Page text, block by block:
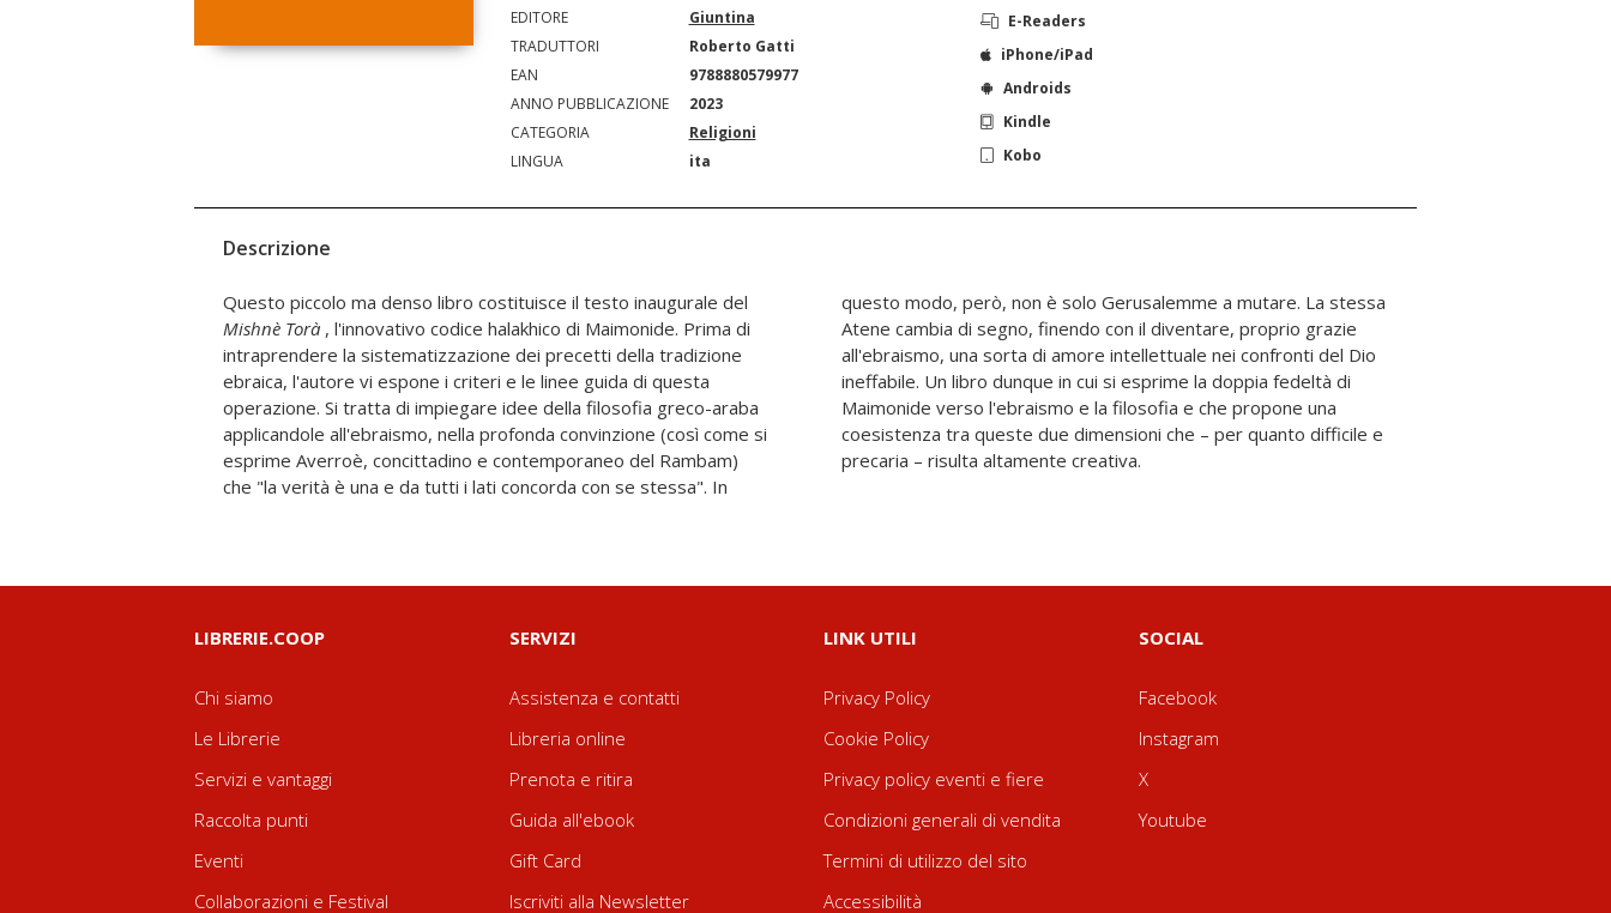
EDITORE
Giuntina
TRADUTTORI
Roberto Gatti
EAN
9788880579977
ANNO PUBBLICAZIONE
2023
CATEGORIA
Religioni
LINGUA
ita
E-Readers
iPhone/iPad
Androids
Kindle
Kobo
Descrizione
Questo piccolo ma denso libro costituisce il testo inaugurale del
Mishnè Torà , l'innovativo codice halakhico di Maimonide. Prima di
intraprendere la sistematizzazione dei precetti della tradizione
ebraica, l'autore vi espone i criteri e le linee guida di questa
operazione. Si tratta di impiegare idee della filosofia greco-araba
applicandole all'ebraismo, nella profonda convinzione (così come si
esprime Averroè, concittadino e contemporaneo del Rambam)
che "la verità è una e da tutti i lati concorda con se stessa". In
questo modo, però, non è solo Gerusalemme a mutare. La stessa
Atene cambia di segno, finendo con il diventare, proprio grazie
all'ebraismo, una sorta di amore intellettuale nei confronti del Dio
ineffabile. Un libro dunque in cui si esprime la doppia fedeltà di
Maimonide verso l'ebraismo e la filosofia e che propone una
coesistenza tra queste due dimensioni che – per quanto difficile e
precaria – risulta altamente creativa.
LIBRERIE.COOP
Chi siamo
Le Librerie
Servizi e vantaggi
Raccolta punti
Eventi
Collaborazioni e Festival
SERVIZI
Assistenza e contatti
Libreria online
Prenota e ritira
Guida all'ebook
Gift Card
Iscriviti alla Newsletter
LINK UTILI
Privacy Policy
Cookie Policy
Privacy policy eventi e fiere
Condizioni generali di vendita
Termini di utilizzo del sito
Accessibilità
SOCIAL
Facebook
Instagram
X
Youtube